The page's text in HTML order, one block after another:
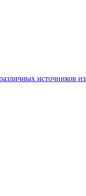
источников